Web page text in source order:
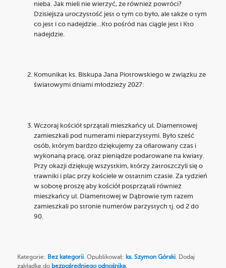
nieba. Jak mieli nie wierzyć, że również powróci?
Dzisiejsza uroczystość jest o tym co było, ale także o tym
co jest i co nadejdzie…Kto pośród nas ciągle jest i Kto
nadejdzie.
Komunikat ks. Biskupa Jana Piotrowskiego w związku ze
światowymi dniami młodzieży 2027:
Wczoraj kościół sprzątali mieszkańcy ul. Diamentowej
zamieszkali pod numerami nieparzystymi. Było sześć
osób, którym bardzo dziękujemy za ofiarowany czas i
wykonaną pracę, oraz pieniądze podarowane na kwiaty.
Przy okazji dziękuję wszystkim, którzy zatroszczyli się o
trawniki i plac przy kościele w ostatnim czasie. Za tydzień
w sobotę proszę aby kościół posprzątali również
mieszkańcy ul. Diamentowej w Dąbrowie tym razem
zamieszkali po stronie numerów parzystych tj. od 2 do
90.
Kategorie: Bez kategorii. Opublikował: ks. Szymon Górski. Dodaj
zakładkę do bezpośredniego odnośnika.